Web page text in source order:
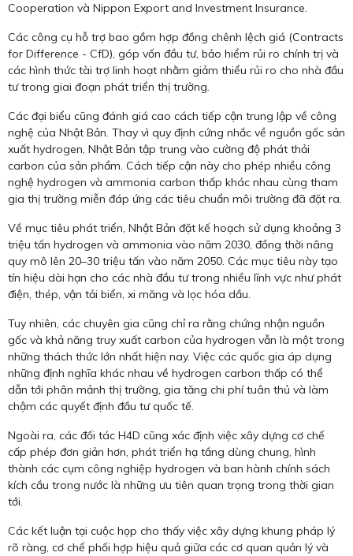
Cooperation và Nippon Export and Investment Insurance.
Các công cụ hỗ trợ bao gồm hợp đồng chênh lệch giá (Contracts
for Difference - CfD), góp vốn đầu tư, bảo hiểm rủi ro chính trị và
các hình thức tài trợ linh hoạt nhằm giảm thiểu rủi ro cho nhà đầu
tư trong giai đoạn phát triển thị trường.
Các đại biểu cũng đánh giá cao cách tiếp cận trung lập về công
nghệ của Nhật Bản. Thay vì quy định cứng nhắc về nguồn gốc sản
xuất hydrogen, Nhật Bản tập trung vào cường độ phát thải
carbon của sản phẩm. Cách tiếp cận này cho phép nhiều công
nghệ hydrogen và ammonia carbon thấp khác nhau cùng tham
gia thị trường miễn đáp ứng các tiêu chuẩn môi trường đã đặt ra.
Về mục tiêu phát triển, Nhật Bản đặt kế hoạch sử dụng khoảng 3
triệu tấn hydrogen và ammonia vào năm 2030, đồng thời nâng
quy mô lên 20–30 triệu tấn vào năm 2050. Các mục tiêu này tạo
tín hiệu dài hạn cho các nhà đầu tư trong nhiều lĩnh vực như phát
điện, thép, vận tải biển, xi măng và lọc hóa dầu.
Tuy nhiên, các chuyên gia cũng chỉ ra rằng chứng nhận nguồn
gốc và khả năng truy xuất carbon của hydrogen vẫn là một trong
những thách thức lớn nhất hiện nay. Việc các quốc gia áp dụng
những định nghĩa khác nhau về hydrogen carbon thấp có thể
dẫn tới phân mảnh thị trường, gia tăng chi phí tuân thủ và làm
chậm các quyết định đầu tư quốc tế.
Ngoài ra, các đối tác H4D cũng xác định việc xây dựng cơ chế
cấp phép đơn giản hơn, phát triển hạ tầng dùng chung, hình
thành các cụm công nghiệp hydrogen và ban hành chính sách
kích cầu trong nước là những ưu tiên quan trọng trong thời gian
tới.
Các kết luận tại cuộc họp cho thấy việc xây dựng khung pháp lý
rõ ràng, cơ chế phối hợp hiệu quả giữa các cơ quan quản lý và